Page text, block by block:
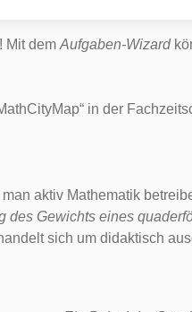
Mit dem Aufgaben-Wizard
in der
aktiv Mathematik
des Gewichts eines
sich um didaktisch